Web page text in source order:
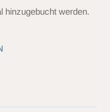
hinzugebucht werden.